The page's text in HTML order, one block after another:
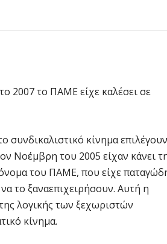
2007 το ΠΑΜΕ είχε καλέσει σε
συνδικαλιστικό κίνημα
Νοέμβρη του 2005 είχαν κάνει
του ΠΑΜΕ, που είχε
το ξαναεπιχειρήσουν. Αυτή η
λογικής των ξεχωριστών
κίνημα.